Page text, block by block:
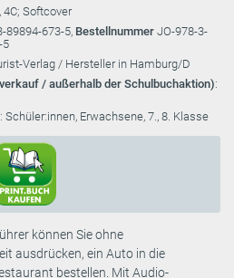
4C; Softcover
89894-673-5, Bestellnummer JO-978-3-
5
Verlag / Hersteller in Hamburg/D
/ außerhalb der Schulbuchaktion):
: Schüler:innen, Erwachsene, 7., 8. Klasse
können Sie ohne
ausdrücken, ein Auto in die
bestellen. Mit Audio-